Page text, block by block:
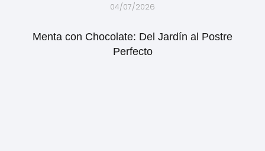
04/07/2026
Menta con Chocolate: Del Jardín al Postre
Perfecto